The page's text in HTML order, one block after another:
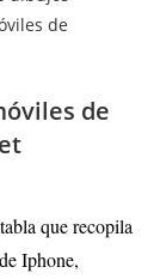
de
que recopila
de Iphone,